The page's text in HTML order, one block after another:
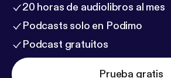
20 horas de audiolibros al mes
Podcasts solo en Podimo
Podcast gratuitos
Prueba gratis